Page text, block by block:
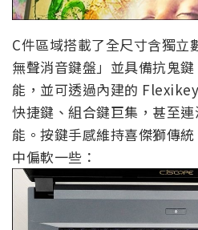
C件區域搭載了全尺寸含獨立
無聲消音鍵盤」並具備抗鬼
能，並可透過內建的
快捷鍵、組合鍵巨集，甚至
能。按鍵手感維持喜傑獅傳
中偏軟一些：